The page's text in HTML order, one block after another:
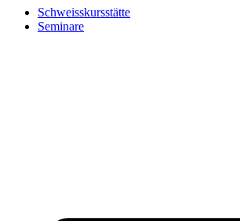
Schweisskursstätte
Seminare